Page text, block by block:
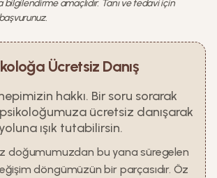
amaçlıdır. Tanı ve tedavi için
Ücretsiz Danış
hakkı. Bir soru sorarak
ücretsiz danışarak
yoluna ışık tutabilirsin.
doğumumuzdan bu yana süregelen
döngümüzün bir parçasıdır. Öz